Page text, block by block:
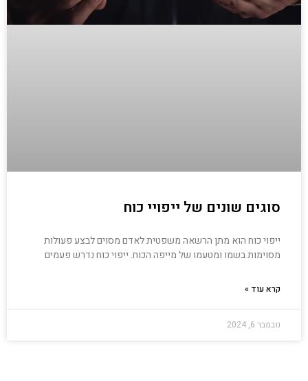
סוגים שונים של ייפויי כוח
ייפוי כוח הוא מתן הרשאה משפטית לאדם מסוים לבצע פעולות
מסוימות בשמו ומטעמו של מייפה הכוח. ייפוי כוח נדרש פעמים
קרא עוד »
נובמבר 6, 2024